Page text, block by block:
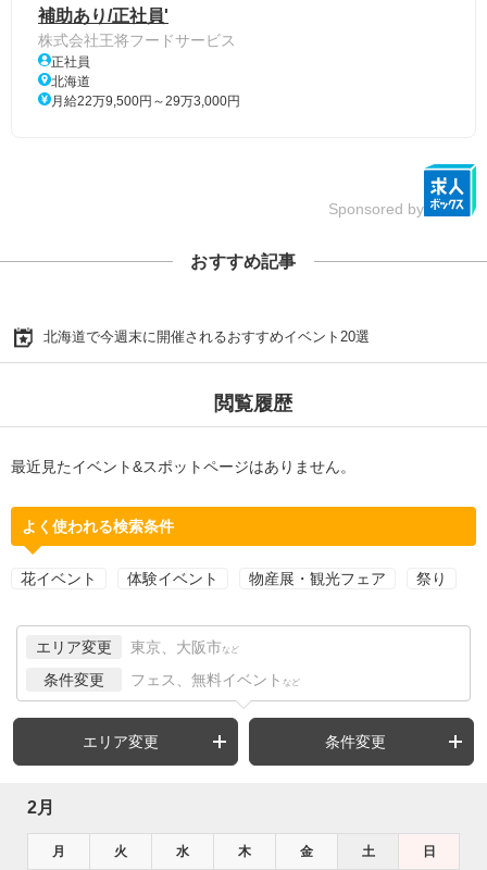
補助あり/正社員'
株式会社王将フードサービス
正社員
北海道
月給22万9,500円～29万3,000円
Sponsored by
おすすめ記事
北海道で今週末に開催されるおすすめイベント20選
閲覧履歴
最近見たイベント&スポットページはありません。
よく使われる検索条件
花イベント 体験イベント 物産展・観光フェア 祭り
エリア変更 東京、大阪市 など
条件変更 フェス、無料イベント など
エリア変更 条件変更
2月
月 火 水 木 金 土 日